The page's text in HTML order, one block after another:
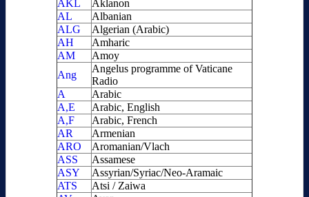
AKL
Aklanon
AL
Albanian
ALG
Algerian (Arabic)
AH
Amharic
AM
Amoy
Ang
Angelus programme of Vaticane
Radio
A
Arabic
A,E
Arabic, English
A,F
Arabic, French
AR
Armenian
ARO
Aromanian/Vlach
ASS
Assamese
ASY
Assyrian/Syriac/Neo-Aramaic
ATS
Atsi / Zaiwa